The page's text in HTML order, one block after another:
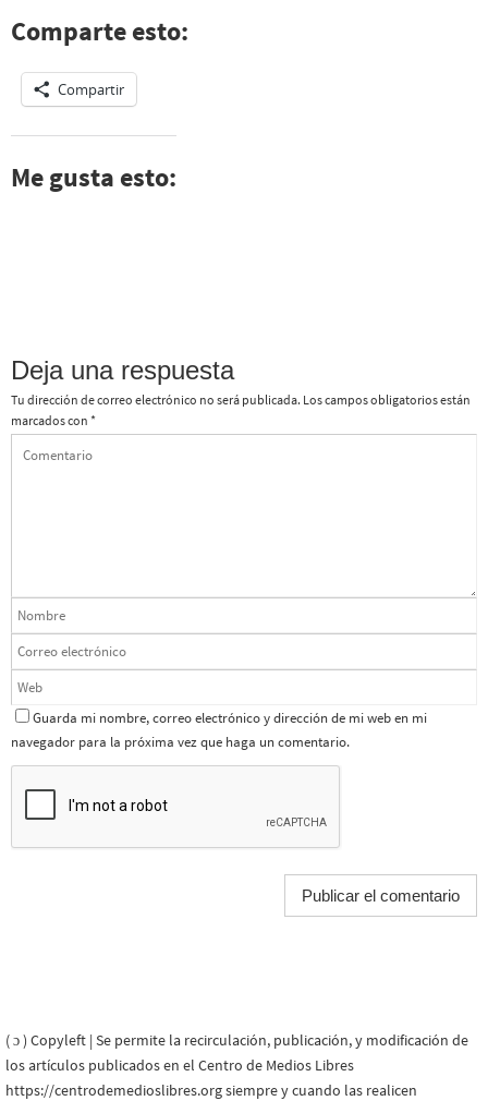
Comparte esto:
Compartir
Me gusta esto:
Deja una respuesta
Tu dirección de correo electrónico no será publicada. Los campos obligatorios están
marcados con *
Guarda mi nombre, correo electrónico y dirección de mi web en mi
navegador para la próxima vez que haga un comentario.
( ɔ ) Copyleft | Se permite la recirculación, publicación, y modificación de
los artículos publicados en el Centro de Medios Libres
https://centrodemedioslibres.org siempre y cuando las realicen